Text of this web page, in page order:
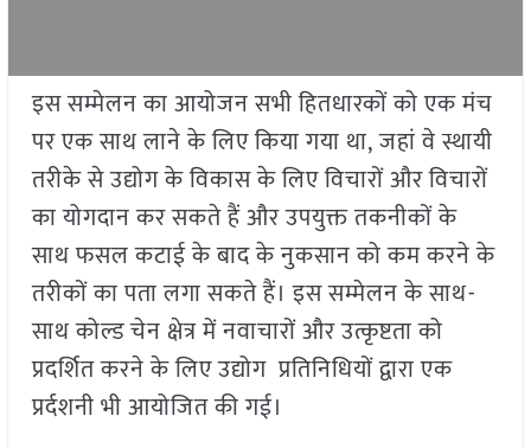
इस सम्मेलन का आयोजन सभी हितधारकों को एक मंच
पर एक साथ लाने के लिए किया गया था, जहां वे स्थायी
तरीके से उद्योग के विकास के लिए विचारों और विचारों
का योगदान कर सकते हैं और उपयुक्त तकनीकों के
साथ फसल कटाई के बाद के नुकसान को कम करने के
तरीकों का पता लगा सकते हैं। इस सम्मेलन के साथ-
साथ कोल्ड चेन क्षेत्र में नवाचारों और उत्कृष्टता को
प्रदर्शित करने के लिए उद्योग प्रतिनिधियों द्वारा एक
प्रर्दशनी भी आयोजित की गई।